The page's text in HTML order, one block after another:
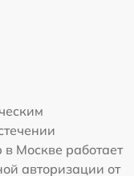
Москве работает
авторизации от